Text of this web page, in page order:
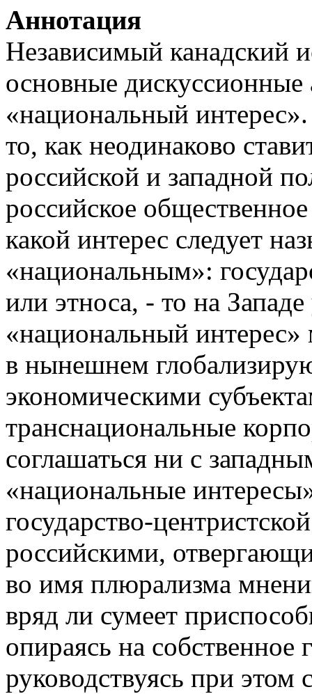
Аннотация
Независимый канадский
основные
«национальный
то, как неодинаково
российской и западной
российское
какой интерес следует
«национальным»:
или этноса, - то на
«национальный интерес»
в нынешнем
экономическими
транснациональные
соглашаться ни с
«национальные
государство-
российскими,
во имя плюрализма
вряд ли сумеет
опираясь на собственное
руководствуясь при